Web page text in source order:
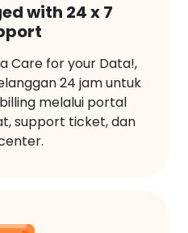
with 24 x 7
Care for your Data!,
24 jam untuk
melalui portal
support ticket, dan